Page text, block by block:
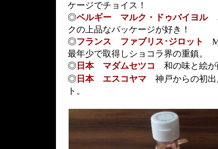
ケージでチョイス！
◎ベルギー マルク・ドゥバイヨル
クの上品なパッケージが好き！
◎フランス ファブリス･ジロット
最年少で取得しショコラ界の重鎮。
◎ 日本 マダムセツコ 和の味と絵が
◎ 日本 エスコヤマ 神戸からの初出
ト。